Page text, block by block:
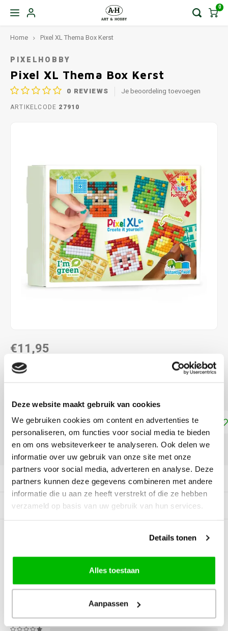
Deze website maakt gebruik van cookies
We gebruiken cookies om content en advertenties te
personaliseren, om functies voor social media te bieden
en om ons websiteverkeer te analyseren. Ook delen we
informatie over uw gebruik van onze site met onze
partners voor social media, adverteren en analyse. Deze
partners kunnen deze gegevens combineren met andere
informatie die u aan ze heeft verstrekt of die ze hebben
verzameld op basis van uw gebruik van hun services.
Details tonen
Alles toestaan
Aanpassen
0
Home Pixel XL Thema Box Kerst
PIXELHOBBY
Pixel XL Thema Box Kerst
0 REVIEWS Je beoordeling toevoegen
ARTIKELCODE 27910
€11,95
DIRECT LEVERBAAR
Toevoegen aan winkelwagen
DELEN:
Productomschrijving
Tags